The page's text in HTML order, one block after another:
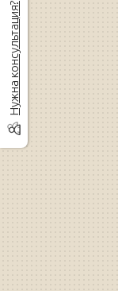
Нужна консультация?